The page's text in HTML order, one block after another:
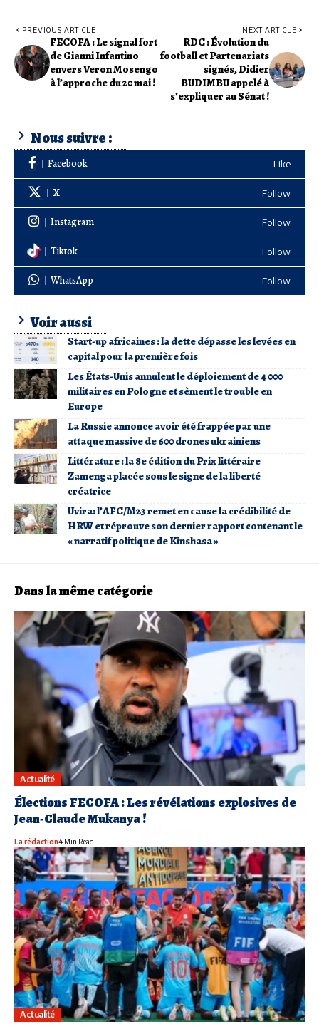
PREVIOUS ARTICLE
FECOFA : Le signal fort
de Gianni Infantino
envers Veron Mosengo
à l’approche du 20 mai !
NEXT ARTICLE
RDC : Évolution du
football et Partenariats
signés, Didier
BUDIMBU appelé à
s’expliquer au Sénat !
Nous suivre :
Facebook Like
X Follow
Instagram Follow
Tiktok Follow
WhatsApp Follow
Voir aussi
Start-up africaines : la dette dépasse les levées en
capital pour la première fois
Les États-Unis annulent le déploiement de 4 000
militaires en Pologne et sèment le trouble en
Europe
La Russie annonce avoir été frappée par une
attaque massive de 600 drones ukrainiens
Littérature : la 8e édition du Prix littéraire
Zamenga placée sous le signe de la liberté
créatrice
Uvira: l’AFC/M23 remet en cause la crédibilité de
HRW et réprouve son dernier rapport contenant le
« narratif politique de Kinshasa »
Dans la même catégorie
Actualité
Élections FECOFA : Les révélations explosives de
Jean-Claude Mukanya !
La rédaction4 Min Read
Actualité